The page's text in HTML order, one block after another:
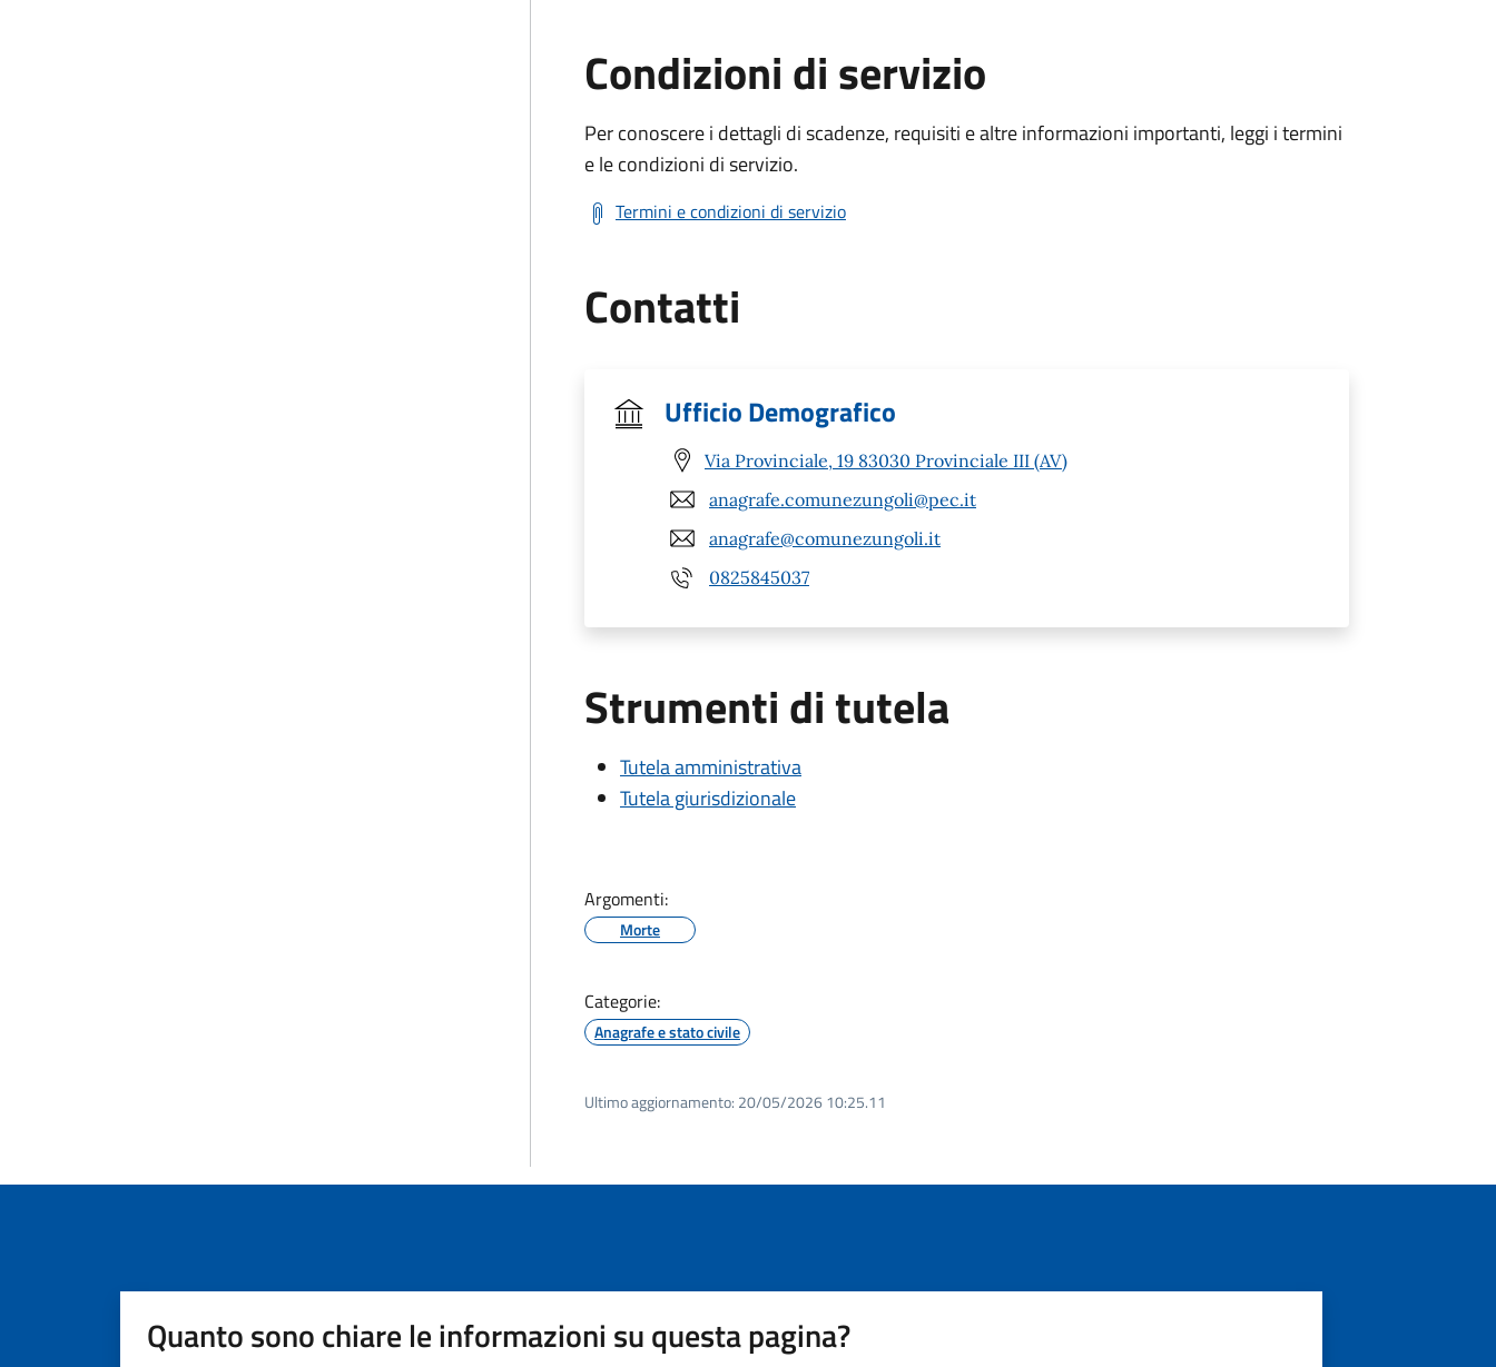
Condizioni di servizio
Per conoscere i dettagli di scadenze, requisiti e altre informazioni importanti, leggi i termini
e le condizioni di servizio.
Termini e condizioni di servizio
Contatti
Ufficio Demografico
Via Provinciale, 19 83030 Provinciale III (AV)
anagrafe.comunezungoli@pec.it
anagrafe@comunezungoli.it
0825845037
Strumenti di tutela
Tutela amministrativa
Tutela giurisdizionale
Argomenti:
Morte
Categorie:
Anagrafe e stato civile
Ultimo aggiornamento: 20/05/2026 10:25.11
Quanto sono chiare le informazioni su questa pagina?